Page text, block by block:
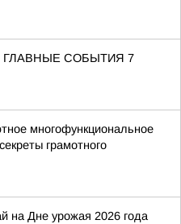
СОБЫТИЯ 7
многофункциональное
грамотного
на Дне урожая 2026 года